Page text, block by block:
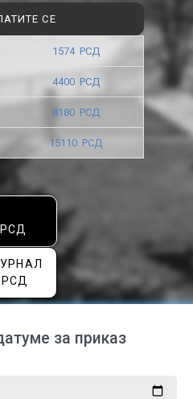
СЕ
1574 РСД
4400 РСД
8180 РСД
15110 РСД
РСД
РСД
за приказ